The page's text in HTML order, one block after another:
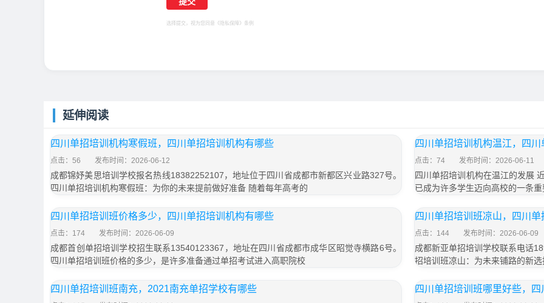
选择提交，视为您同意 《隐私保障》 条例
延伸阅读
四川单招培训机构寒假班，四川单招培训机构有哪些
点击：56 发布时间：2026-06-12
成都锦妤美思培训学校报名热线18382252107，地址位于四川省成都市新都区兴业路327号。
四川单招培训机构寒假班：为你的未来提前做好准备 随着每年高考的
四川单招培训机构温江，四
点击：74 发布时间：2026-06-11
四川单招培训机构在温江的发展
已成为许多学生迈向高校的一条
四川单招培训班价格多少，四川单招培训机构有哪些
点击：174 发布时间：2026-06-09
成都首创单招培训学校招生联系13540123367，地址在四川省成都市成华区昭觉寺横路6号。
四川单招培训班价格的多少，是许多准备通过单招考试进入高职院校
四川单招培训班凉山，四川
点击：144 发布时间：2026-06-09
成都新亚单招培训学校联系电话
招培训班凉山：为未来铺路的新
四川单招培训班南充，2021南充单招学校有哪些 四川单招培训班哪里好些，